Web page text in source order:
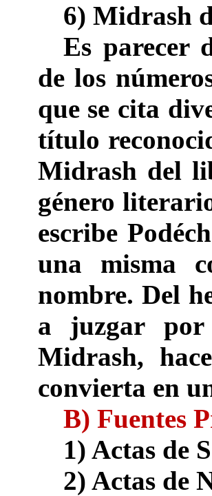
6) Midrash
Es parecer
de los
que se cita
título
Midrash del
género
escribe
una misma
nombre. Del
a juzgar por
Midrash,
convierta en
B) Fuentes
1) Actas de
2) Actas de